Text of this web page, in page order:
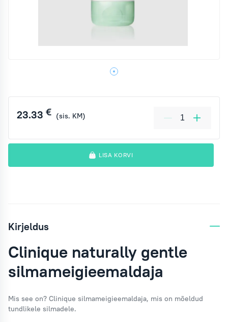
23.33 € (sis. KM)
LISA KORVI
Kirjeldus
Clinique naturally gentle
silmameigieemaldaja
Mis see on? Clinique silmameigieemaldaja, mis on mõeldud
tundlikele silmadele.